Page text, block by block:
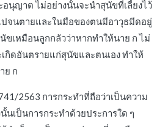
นุญาต ไม่อย่างนั้นจะนำสุนัขที่เลี้ยงไว้
ปจนตายและในมือของตนมีอาวุธมีดอยู่
ขเหมือนลูกกลัวว่าหากทำให้นาย ก ไม่
กิดอันตรายแก่สุนัขและตนเอง ทำให้
ย ก
2563 การกระทำที่ถือว่าเป็นความ
นเป็นการกระทำด้วยประการใด ๆ